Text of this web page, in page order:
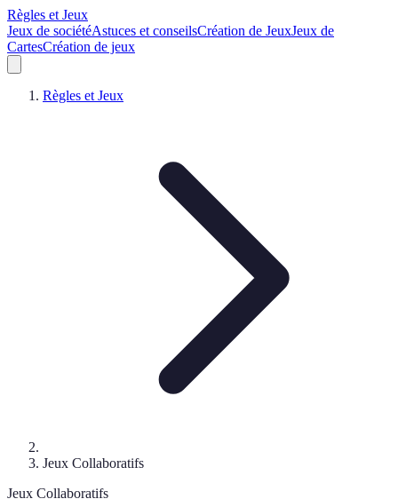
Règles et Jeux
Jeux de sociétéAstuces et conseilsCréation de JeuxJeux de
CartesCréation de jeux
Règles et Jeux
Jeux Collaboratifs
Jeux Collaboratifs